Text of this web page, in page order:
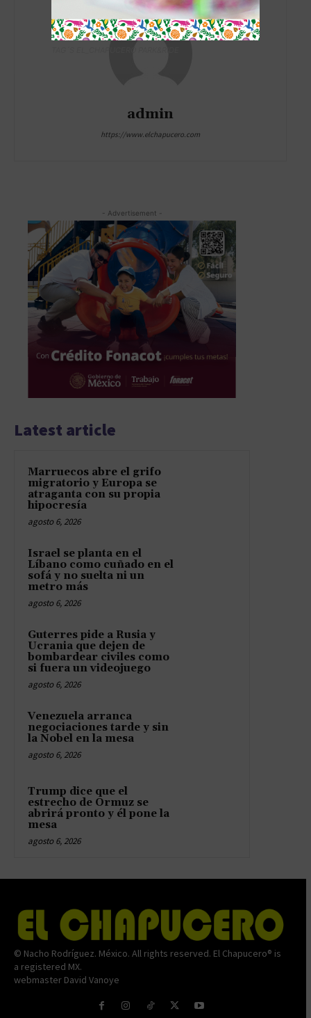
admin
https://www.elchapucero.com
- Advertisement -
Latest article
Marruecos abre el grifo
migratorio y Europa se
atraganta con su propia
hipocresía
agosto 6, 2026
Israel se planta en el
Líbano como cuñado en el
sofá y no suelta ni un
metro más
agosto 6, 2026
Guterres pide a Rusia y
Ucrania que dejen de
bombardear civiles como
si fuera un videojuego
agosto 6, 2026
Venezuela arranca
negociaciones tarde y sin
la Nobel en la mesa
agosto 6, 2026
Trump dice que el
estrecho de Ormuz se
abrirá pronto y él pone la
mesa
agosto 6, 2026
© Nacho Rodríguez. México. All rights reserved. El Chapucero® is
a registered MX.
webmaster David Vanoye